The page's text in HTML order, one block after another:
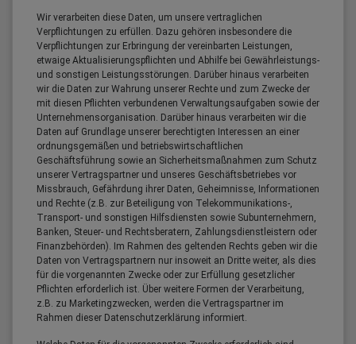
Wir verarbeiten diese Daten, um unsere vertraglichen
Verpflichtungen zu erfüllen. Dazu gehören insbesondere die
Verpflichtungen zur Erbringung der vereinbarten Leistungen,
etwaige Aktualisierungspflichten und Abhilfe bei Gewährleistungs-
und sonstigen Leistungsstörungen. Darüber hinaus verarbeiten
wir die Daten zur Wahrung unserer Rechte und zum Zwecke der
mit diesen Pflichten verbundenen Verwaltungsaufgaben sowie der
Unternehmensorganisation. Darüber hinaus verarbeiten wir die
Daten auf Grundlage unserer berechtigten Interessen an einer
ordnungsgemäßen und betriebswirtschaftlichen
Geschäftsführung sowie an Sicherheitsmaßnahmen zum Schutz
unserer Vertragspartner und unseres Geschäftsbetriebes vor
Missbrauch, Gefährdung ihrer Daten, Geheimnisse, Informationen
und Rechte (z.B. zur Beteiligung von Telekommunikations-,
Transport- und sonstigen Hilfsdiensten sowie Subunternehmern,
Banken, Steuer- und Rechtsberatern, Zahlungsdienstleistern oder
Finanzbehörden). Im Rahmen des geltenden Rechts geben wir die
Daten von Vertragspartnern nur insoweit an Dritte weiter, als dies
für die vorgenannten Zwecke oder zur Erfüllung gesetzlicher
Pflichten erforderlich ist. Über weitere Formen der Verarbeitung,
z.B. zu Marketingzwecken, werden die Vertragspartner im
Rahmen dieser Datenschutzerklärung informiert.